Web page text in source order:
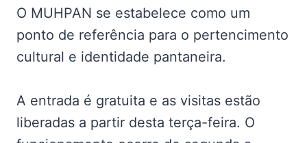
O MUHPAN se estabelece como um
ponto de referência para o pertencimento
cultural e identidade pantaneira.
A entrada é gratuita e as visitas estão
liberadas a partir desta terça-feira. O